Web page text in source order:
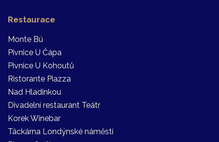
Restaurace
Monte Bú
Pivnice U Čápa
Pivnice U Kohoutů
Ristorante Piazza
Nad Hladinkou
Divadelní restaurant Teátr
Korek Winebar
Táckárna Londýnské náměstí